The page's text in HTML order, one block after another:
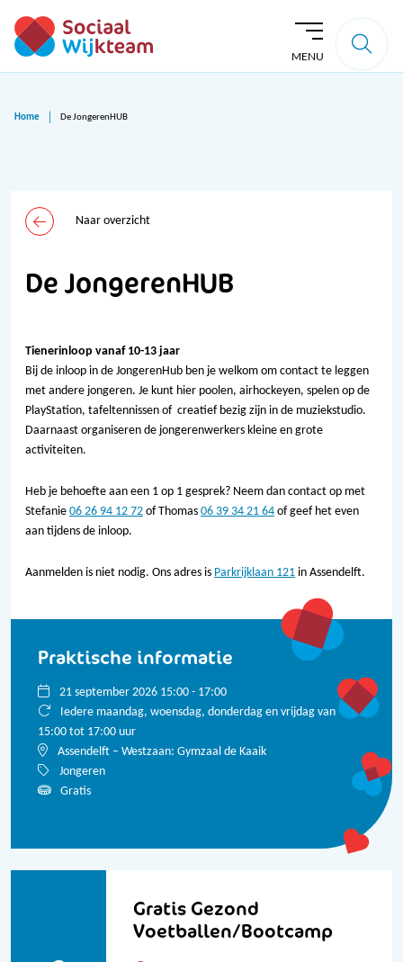
MENU
Home De JongerenHUB
Naar overzicht
De JongerenHUB
Tienerinloop vanaf 10-13 jaar
Bij de inloop in de JongerenHub ben je welkom om contact te leggen
met andere jongeren. Je kunt hier poolen, airhockeyen, spelen op de
PlayStation, tafeltennissen of creatief bezig zijn in de muziekstudio.
Daarnaast organiseren de jongerenwerkers kleine en grote
activiteiten.
Heb je behoefte aan een 1 op 1 gesprek? Neem dan contact op met
Stefanie 06 26 94 12 72 of Thomas 06 39 34 21 64 of geef het even
aan tijdens de inloop.
Aanmelden is niet nodig. Ons adres is Parkrijklaan 121 in Assendelft.
Praktische informatie
21 september 2026 15:00 - 17:00
Iedere maandag, woensdag, donderdag en vrijdag van
15:00 tot 17:00 uur
Assendelft – Westzaan: Gymzaal de Kaaik
Jongeren
Gratis
Gratis Gezond
Voetballen/Bootcamp